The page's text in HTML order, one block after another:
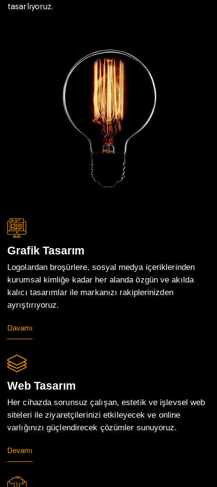
tasarlıyoruz.
Grafik Tasarım
Logolardan broşürlere, sosyal medya içeriklerinden
kurumsal kimliğe kadar her alanda özgün ve akılda
kalıcı tasarımlar ile markanızı rakiplerinizden
ayrıştırıyoruz.
Davamı
Web Tasarım
Her cihazda sorunsuz çalışan, estetik ve işlevsel web
siteleri ile ziyaretçilerinizi etkileyecek ve online
varlığınızı güçlendirecek çözümler sunuyoruz.
Devamı